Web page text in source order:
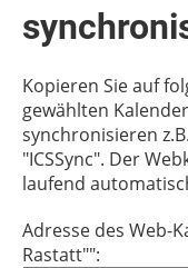
Kopieren Sie auf
gewählten
synchronisieren
"ICSSync". Der
laufend
Adresse des Web-
Rastatt"":